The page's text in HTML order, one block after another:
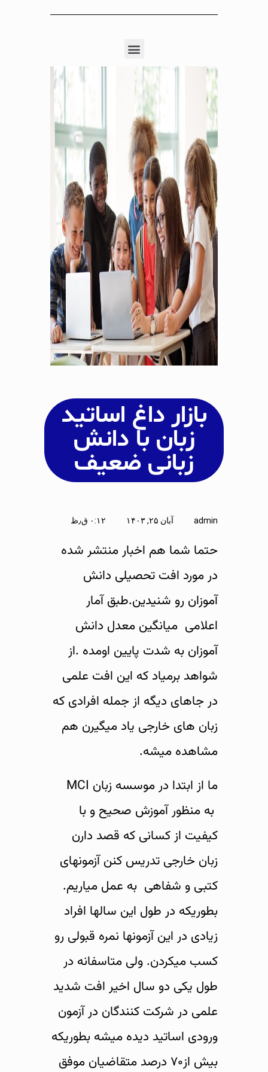
بازار داغ اساتید
زبان با دانش
زبانی ضعیف
admin آبان ۲۵, ۱۴۰۳ ۰:۱۲ ق٫ظ
حتما شما هم اخبار منتشر شده
در مورد افت تحصیلی دانش
آموزان رو شنیدین.طبق آمار
اعلامی میانگین معدل دانش
آموزان به شدت پایین اومده .از
شواهد برمیاد که این افت علمی
در جاهای دیگه از جمله افرادی که
زبان های خارجی یاد میگیرن هم
مشاهده میشه.
ما از ابتدا در موسسه زبان MCI
به منظور آموزش صحیح و با
کیفیت از کسانی که قصد دارن
زبان خارجی تدریس کنن آزمونهای
کتبی و شفاهی به عمل میاریم.
بطوریکه در طول این سالها افراد
زیادی در این آزمونها نمره قبولی رو
کسب میکردن. ولی متاسفانه در
طول یکی دو سال اخیر افت شدید
علمی در شرکت کنندگان در آزمون
ورودی اساتید دیده میشه بطوریکه
بیش از۷۰ درصد متقاضیان موفق